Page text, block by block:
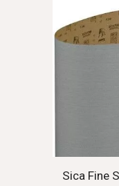
Sica Fine